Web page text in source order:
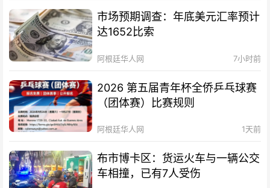
市场预期调查：年底美元汇率预计
达1652比索
阿根廷华人网 7小时前
2026 第五届青年杯全侨乒乓球赛
（团体赛）比赛规则
阿根廷华人网 1天前
布市博卡区：货运火车与一辆公交
车相撞，已有7人受伤